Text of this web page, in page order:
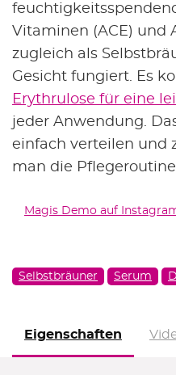
alle
Vitaminen (ACE) und
zugleich als
Gesicht fungiert. Es
Erythrulose für eine
jeder Anwendung.
einfach verteilen und
man die
Magis Demo auf
Selbstbräuner Serum
Eigenschaften